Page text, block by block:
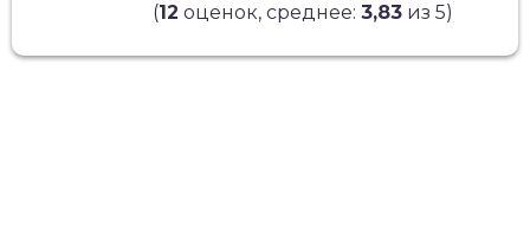
(12 оценок, среднее: 3,83 из 5)